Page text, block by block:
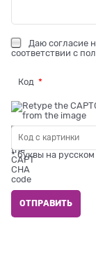
Даю согласие
соответствии с
Код
* буквы на